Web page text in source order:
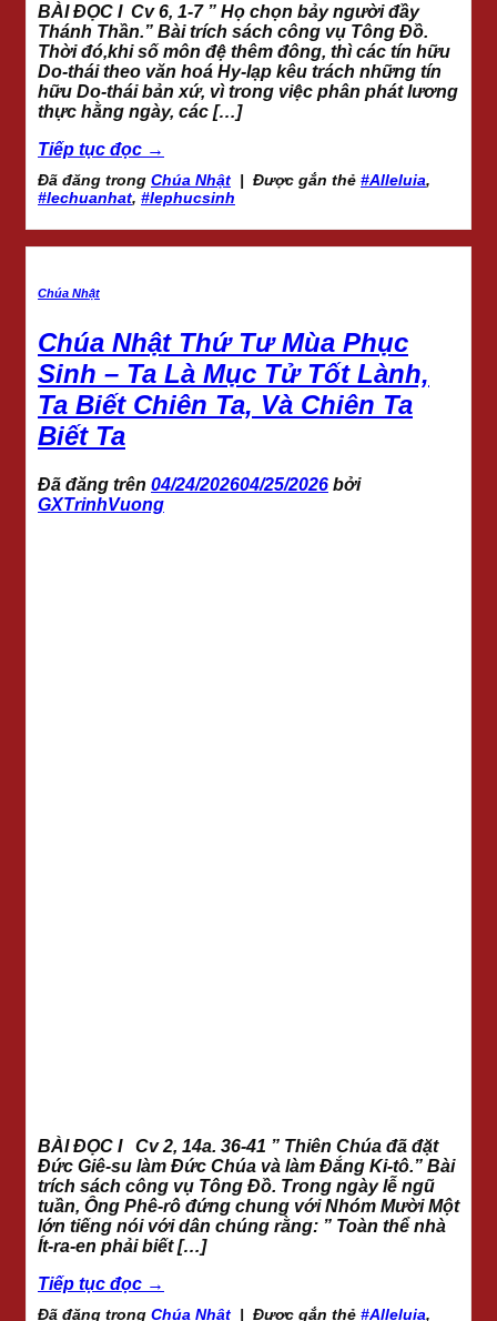
BÀI ĐỌC I Cv 6, 1-7 ” Họ chọn bảy người đầy
Thánh Thần.” Bài trích sách công vụ Tông Đồ.
Thời đó,khi số môn đệ thêm đông, thì các tín hữu
Do-thái theo văn hoá Hy-lạp kêu trách những tín
hữu Do-thái bản xứ, vì trong việc phân phát lương
thực hằng ngày, các […]
Tiếp tục đọc →
Đã đăng trong Chúa Nhật | Được gắn thẻ #Alleluia,
#lechuanhat, #lephucsinh
Chúa Nhật
Chúa Nhật Thứ Tư Mùa Phục
Sinh – Ta Là Mục Tử Tốt Lành,
Ta Biết Chiên Ta, Và Chiên Ta
Biết Ta
Đã đăng trên 04/24/202604/25/2026 bởi
GXTrinhVuong
BÀI ĐỌC I Cv 2, 14a. 36-41 ” Thiên Chúa đã đặt
Đức Giê-su làm Đức Chúa và làm Đắng Ki-tô.” Bài
trích sách công vụ Tông Đồ. Trong ngày lễ ngũ
tuần, Ông Phê-rô đứng chung với Nhóm Mười Một
lớn tiếng nói với dân chúng rằng: ” Toàn thể nhà
Ít-ra-en phải biết […]
Tiếp tục đọc →
Đã đăng trong Chúa Nhật | Được gắn thẻ #Alleluia,